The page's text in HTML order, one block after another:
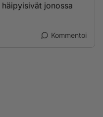
jonossa
Kommentoi